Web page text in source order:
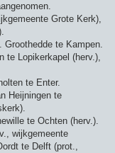
Grote Kerk),
Groothedde te Kampen.
te Lopikerkapel (herv.),
te Enter.
Heijningen te
te Ochten (herv.).
wijkgemeente
te Delft (prot.,